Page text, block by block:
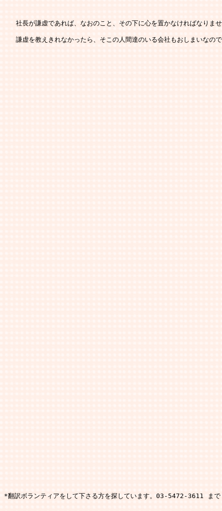
社長が謙虚であれば、なおのこと、その下に心を置かなければなりま
謙虚を教えきれなかったら、そこの人間達のいる会社もおしまいなの